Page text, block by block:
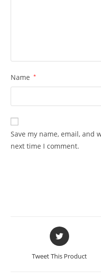
Name *
Save my name, email, and
next time I comment.
Tweet This Product